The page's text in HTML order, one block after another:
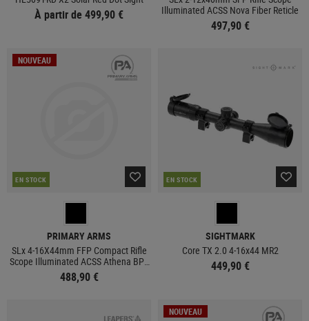
À partir de 499,90 €
Illuminated ACSS Nova Fiber Reticle
497,90 €
NOUVEAU
EN STOCK
PRIMARY ARMS
SLx 4-16X44mm FFP Compact Rifle
Scope Illuminated ACSS Athena BPR
MIL Reticle
488,90 €
EN STOCK
SIGHTMARK
Core TX 2.0 4-16x44 MR2
449,90 €
NOUVEAU